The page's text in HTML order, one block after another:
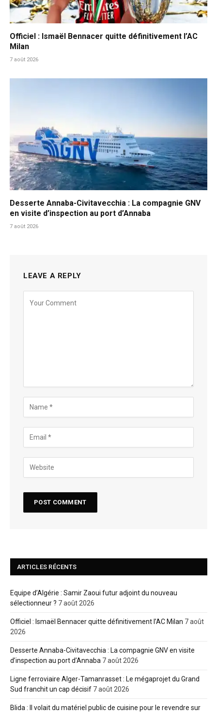
Officiel : Ismaël Bennacer quitte définitivement l’AC
Milan
7 août 2026
Desserte Annaba-Civitavecchia : La compagnie GNV
en visite d’inspection au port d’Annaba
7 août 2026
LEAVE A REPLY
ARTICLES RÉCENTS
Equipe d’Algérie : Samir Zaoui futur adjoint du nouveau
sélectionneur ? 7 août 2026
Officiel : Ismaël Bennacer quitte définitivement l’AC Milan 7 août
2026
Desserte Annaba-Civitavecchia : La compagnie GNV en visite
d’inspection au port d’Annaba 7 août 2026
Ligne ferroviaire Alger-Tamanrasset : Le mégaprojet du Grand
Sud franchit un cap décisif 7 août 2026
Blida : Il volait du matériel public de cuisine pour le revendre sur